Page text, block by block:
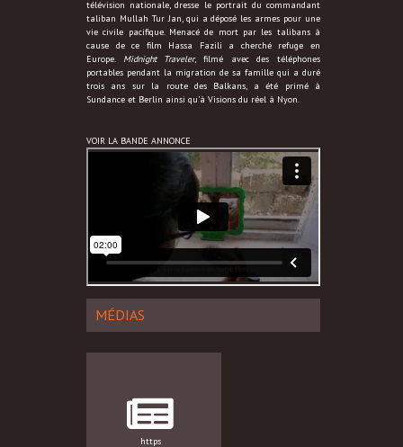
télévision nationale, dresse le portrait du commandant
taliban Mullah Tur Jan, qui a déposé les armes pour une
vie civile pacifique. Menacé de mort par les talibans à
cause de ce film Hassa Fazili a cherché refuge en
Europe.
Midnight Traveler, filmé avec des téléphones
portables pendant la migration de sa famille qui a duré
trois ans sur la route des Balkans, a été primé à
Sundance et Berlin ainsi qu'à Visions du réel à Nyon.
VOIR LA BANDE ANNONCE
MÉDIAS
https